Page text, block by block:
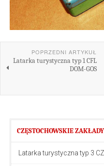
POPRZEDNI ARTYKUŁ
Latarka turystyczna typ 1 CFL
DOM-GOS
CZĘSTOCHOWSKIE
Latarka turystyczna typ 3